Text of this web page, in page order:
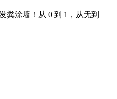
粪涂墙！从 0 到 1，从无到